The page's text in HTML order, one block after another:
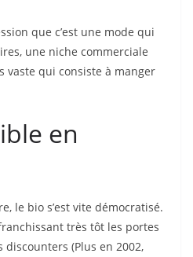
que c’est une mode qui
une niche commerciale
vaste qui consiste à manger
en
le bio s’est vite démocratisé.
très tôt les portes
(Plus en 2002,